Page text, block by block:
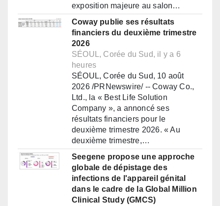
exposition majeure au salon…
Coway publie ses résultats
financiers du deuxième trimestre
2026
SÉOUL, Corée du Sud, il y a 6
heures
SÉOUL, Corée du Sud, 10 août
2026 /PRNewswire/ -- Coway Co.,
Ltd., la « Best Life Solution
Company », a annoncé ses
résultats financiers pour le
deuxième trimestre 2026. « Au
deuxième trimestre,…
Seegene propose une approche
globale de dépistage des
infections de l'appareil génital
dans le cadre de la Global Million
Clinical Study (GMCS)